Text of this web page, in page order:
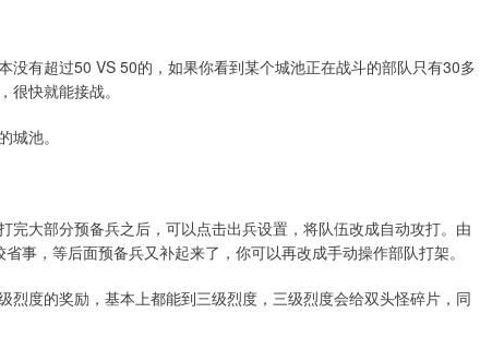
有超过50 VS 50的，如果你看到某个城池正在战斗的部队只有30多
快就能接战。
池。
大部分预备兵之后，可以点击出兵设置，将队伍改成自动攻打。由
事，等后面预备兵又补起来了，你可以再改成手动操作部队打架。
度的奖励，基本上都能到三级烈度，三级烈度会给双头怪碎片，同